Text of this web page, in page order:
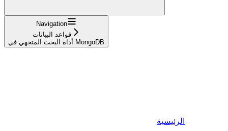
Navigation
قواعد البيانات
أداة البحث المتجهي في MongoDB
الرئيسية